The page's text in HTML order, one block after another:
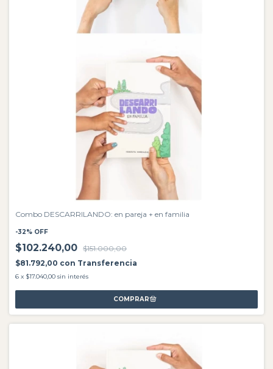
Combo DESCARRILANDO: en pareja + en familia
-32% OFF
$102.240,00 $151.000,00
$81.792,00 con Transferencia
6 x $17.040,00 sin interés